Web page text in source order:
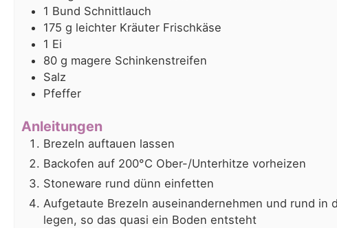
1 Bund Schnittlauch
175 g leichter Kräuter Frischkäse
1 Ei
80 g magere Schinkenstreifen
Salz
Pfeffer
Anleitungen
Brezeln auftauen lassen
Backofen auf 200°C Ober-/Unterhitze vorheizen
Stoneware rund dünn einfetten
Aufgetaute Brezeln auseinandernehmen und rund in
legen, so das quasi ein Boden entsteht